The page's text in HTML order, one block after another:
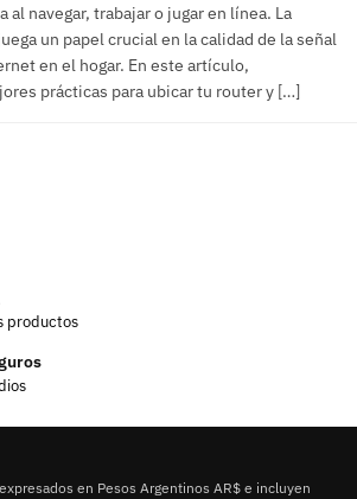
al navegar, trabajar o jugar en línea. La
un papel crucial en la calidad de la señal
en el hogar. En este artículo,
prácticas para ubicar tu router y […]
productos
en Pesos Argentinos AR$ e incluyen